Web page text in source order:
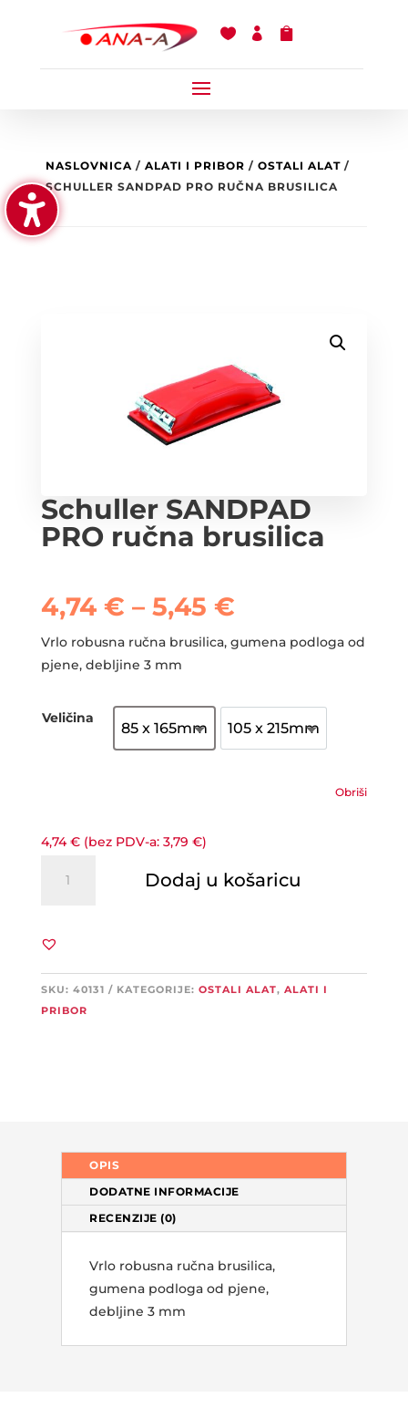
  
NASLOVNICA/ ALATI I PRIBOR / OSTALI ALAT/
SCHULLER SANDPAD PRO RUČNA BRUSILICA
Schuller SANDPAD
PRO ručna brusilica
4,74 € – 5,45 €Raspon
od
5,45 €
Vrlo robusna ručna brusilica, gumena podloga od
pjene, debljine 3 mm
Veličina
85 x 165mm
85 x 165mm
105 x 215mm
105 x 215mm
Obriši
4,74€ (bez PDV-a: 3,79 €)
SANDPAD
brusilica
Dodaj u košaricu
SKU: 40131 KATEGORIJE: OSTALI ALAT, ALATI I
PRIBOR
OPIS
DODATNE INFORMACIJE
RECENZIJE (0)
Vrlo robusna ručna brusilica,
gumena podloga od pjene,
debljine 3 mm